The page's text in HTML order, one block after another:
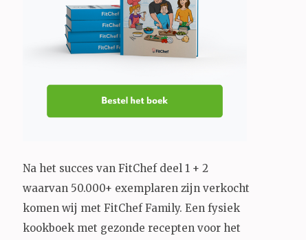
Na het succes van FitChef deel 1 + 2
waarvan 50.000+ exemplaren zijn verkocht
komen wij met FitChef Family. Een fysiek
kookboek met gezonde recepten voor het